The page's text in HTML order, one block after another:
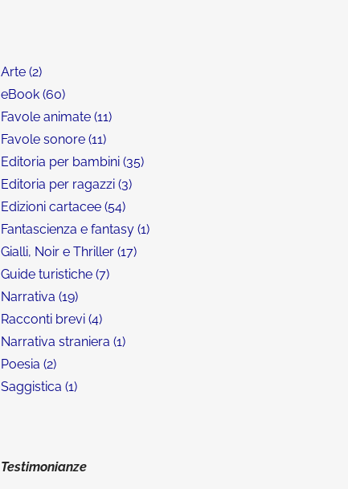
Arte 2
eBook 60
Favole animate 11
Favole sonore 11
Editoria per bambini 35
Editoria per ragazzi 3
Edizioni cartacee 54
Fantascienza e fantasy 1
Gialli, Noir e Thriller 17
Guide turistiche 7
Narrativa 19
Racconti brevi 4
Narrativa straniera 1
Poesia 2
Saggistica 1
Testimonianze